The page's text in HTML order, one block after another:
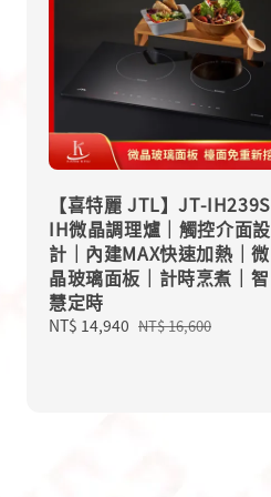
【喜特麗 JTL】JT-IH239S
IH微晶調理爐｜觸控介面設
計｜內建MAX快速加熱｜微
晶玻璃面板｜計時烹煮｜智
慧定時
Sale
NT$ 14,940 Regular
NT$ 16,600